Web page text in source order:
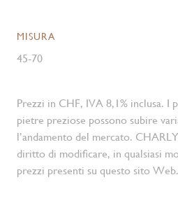
MISURA
45-70
Prezzi in CHF, IVA 8,1% inclusa. I
pietre preziose possono subire
l’andamento del mercato.
diritto di modificare, in qualsiasi
prezzi presenti su questo sito Web.